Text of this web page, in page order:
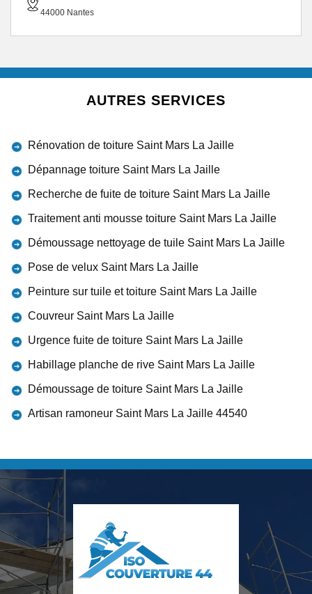
44000 Nantes
AUTRES SERVICES
Rénovation de toiture Saint Mars La Jaille
Dépannage toiture Saint Mars La Jaille
Recherche de fuite de toiture Saint Mars La Jaille
Traitement anti mousse toiture Saint Mars La Jaille
Démoussage nettoyage de tuile Saint Mars La Jaille
Pose de velux Saint Mars La Jaille
Peinture sur tuile et toiture Saint Mars La Jaille
Couvreur Saint Mars La Jaille
Urgence fuite de toiture Saint Mars La Jaille
Habillage planche de rive Saint Mars La Jaille
Démoussage de toiture Saint Mars La Jaille
Artisan ramoneur Saint Mars La Jaille 44540